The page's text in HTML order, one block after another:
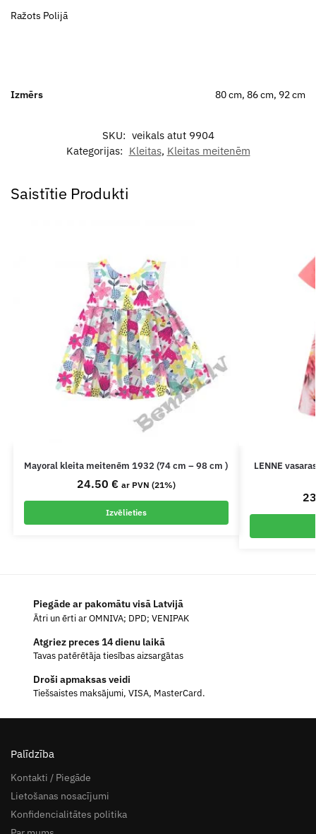
Ražots Polijā
Izmērs 80 cm, 86 cm, 92 cm
SKU: veikals atut 9904
Kategorijas: Kleitas, Kleitas meitenēm
Saistītie Produkti
Mayoral kleita meitenēm 1932 (74 cm – 98 cm )
24.50 € ar PVN (21%)
Izvēlieties
LENNE
Piegāde ar pakomātu visā Latvijā
Ātri un ērti ar OMNIVA; DPD; VENIPAK
Atgriez preces 14 dienu laikā
Tavas patērētāja tiesības aizsargātas
Droši apmaksas veidi
Tiešsaistes maksājumi, VISA, MasterCard.
Palīdzība
Kontakti / Piegāde
Lietošanas nosacījumi
Konfidencialitātes politika